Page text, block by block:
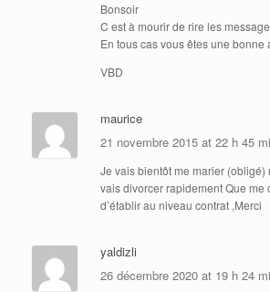
Bonsoir
C est à mourir de rire les
En tous cas vous êtes une bonne
VBD
maurice
21 novembre 2015 at 22 h 45
Je vais bientôt me marier (obligé)
vais divorcer rapidement Que me
d’établir au niveau contrat ,Merci
yaldizli
26 décembre 2020 at 19 h 24